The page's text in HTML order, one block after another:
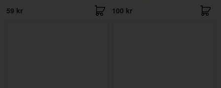
59 kr 100 kr